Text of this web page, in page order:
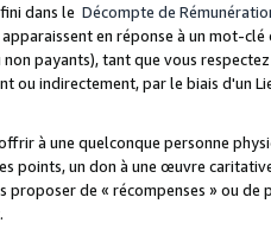
dans le Décompte de
en réponse à un mot-
payants), tant que vous
ou indirectement, par le biais d'un
à une quelconque personne
points, un don à une œuvre
proposer de « récompenses » ou